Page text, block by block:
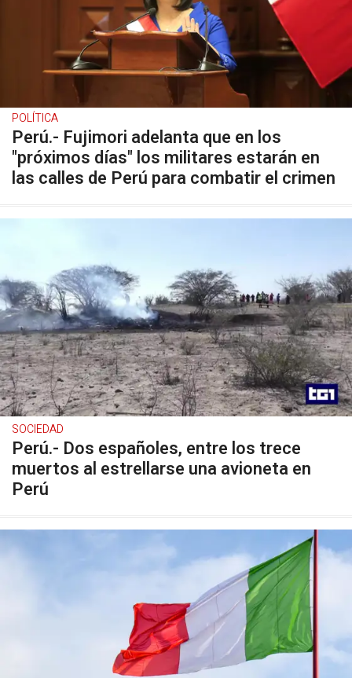
POLÍTICA
Perú.- Fujimori adelanta que en los
"próximos días" los militares estarán en
las calles de Perú para combatir el crimen
SOCIEDAD
Perú.- Dos españoles, entre los trece
muertos al estrellarse una avioneta en
Perú